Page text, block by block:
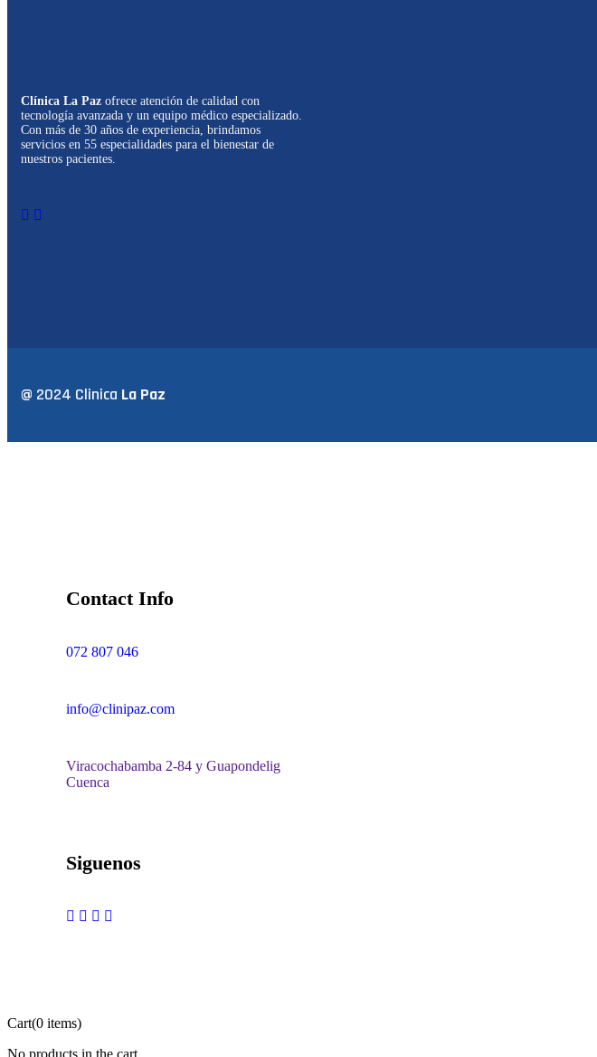
Clínica La Paz ofrece atención de calidad con
tecnología avanzada y un equipo médico especializado.
Con más de 30 años de experiencia, brindamos
servicios en 55 especialidades para el bienestar de
nuestros pacientes.
@ 2024 Clinica La Paz
Contact Info
072 807 046
info@clinipaz.com
Viracochabamba 2-84 y Guapondelig
Cuenca
Siguenos
Cart(0 items)
No products in the cart.